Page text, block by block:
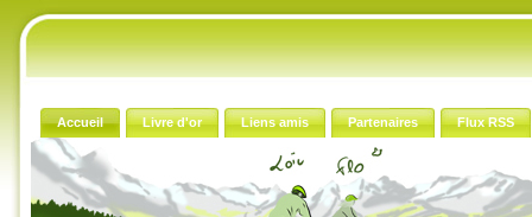
Accueil Livre d'or Liens amis Partenaires Flux RSS